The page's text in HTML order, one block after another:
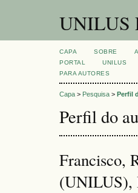
UNILUS
CAPA SOBRE
PORTAL
UNILUS
PARA AUTORES
Capa > Pesquisa > Perfil
Perfil do
Francisco,
(UNILUS),